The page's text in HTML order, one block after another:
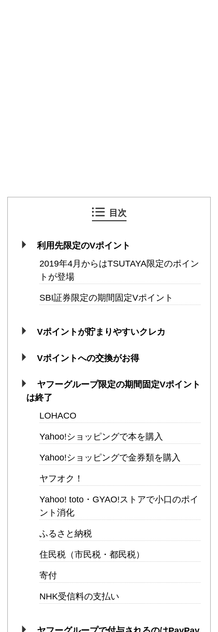
目次
利用先限定のVポイント
2019年4月からはTSUTAYA限定のポイン
トが登場
SBI証券限定の期間固定Vポイント
Vポイントが貯まりやすいクレカ
Vポイントへの交換がお得
ヤフーグループ限定の期間固定Vポイント
は終了
LOHACO
Yahoo!ショッピングで本を購入
Yahoo!ショッピングで金券類を購入
ヤフオク！
Yahoo! toto・GYAO!ストアで小口のポイ
ント消化
ふるさと納税
住民税（市民税・都民税）
寄付
NHK受信料の支払い